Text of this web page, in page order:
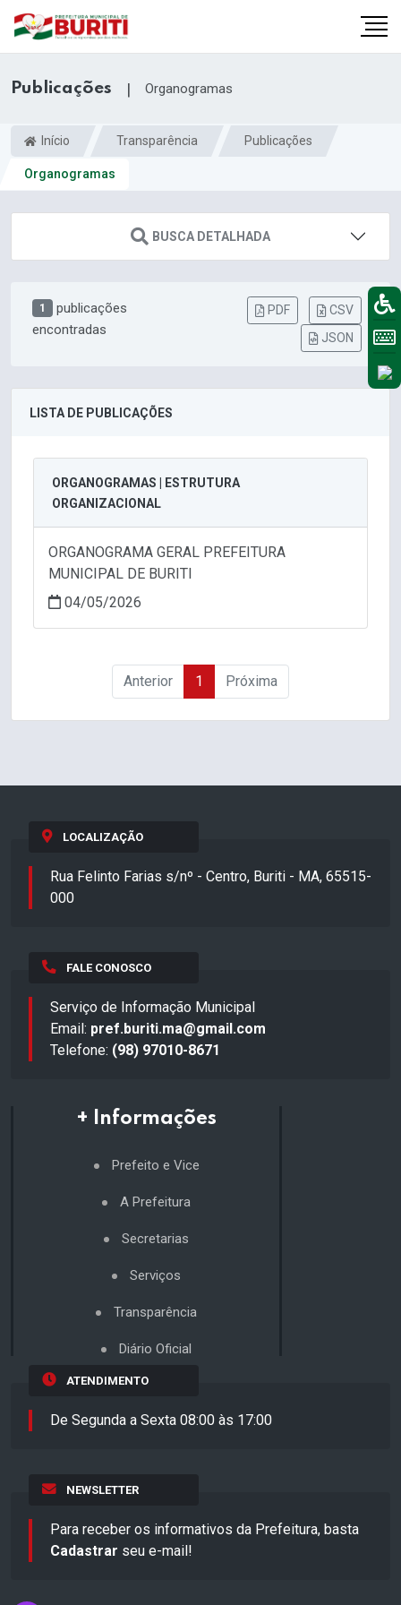
Publicações | Organogramas
Início Transparência Publicações
Organogramas
BUSCA DETALHADA
1
publicações
encontradas
PDF
CSV
JSON
LISTA DE PUBLICAÇÕES
ORGANOGRAMAS | ESTRUTURA
ORGANIZACIONAL
ORGANOGRAMA GERAL PREFEITURA
MUNICIPAL DE BURITI
04/05/2026
Anterior 1 Próxima
LOCALIZAÇÃO
Rua Felinto Farias s/nº - Centro, Buriti - MA, 65515-
000
FALE CONOSCO
Serviço de Informação Municipal
Email: pref.buriti.ma@gmail.com
Telefone: (98) 97010-8671
+ Informações
Prefeito e Vice
A Prefeitura
Secretarias
Serviços
Transparência
Diário Oficial
ATENDIMENTO
De Segunda a Sexta 08:00 às 17:00
NEWSLETTER
Para receber os informativos da Prefeitura, basta
Cadastrar seu e-mail!